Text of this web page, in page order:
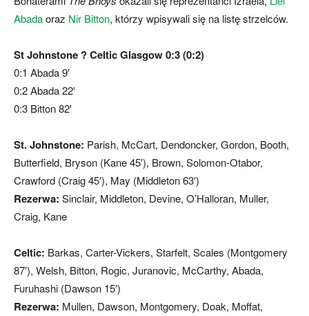
Abadaoraz Nir Bitton, którzy wpisywali się na listę strzelców.
St Johnstone ? Celtic Glasgow 0:3 (0:2)
0:1 Abada 9′
0:2 Abada 22′
0:3 Bitton 82′
St. Johnstone: Parish, McCart, Dendoncker, Gordon, Booth,
Butterfield, Bryson (Kane 45′), Brown, Solomon-Otabor,
Crawford (Craig 45′), May (Middleton 63′)
Rezerwa: Sinclair, Middleton, Devine, O’Halloran, Muller,
Craig, Kane
Celtic: Barkas, Carter-Vickers, Starfelt, Scales (Montgomery
87′), Welsh, Bitton, Rogic, Juranovic, McCarthy, Abada,
Furuhashi (Dawson 15′)
Rezerwa: Mullen, Dawson, Montgomery, Doak, Moffat,